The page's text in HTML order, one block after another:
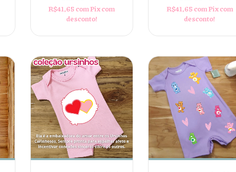
R$41,65 comPix com
desconto!
R$41,65 comPix com
desconto!